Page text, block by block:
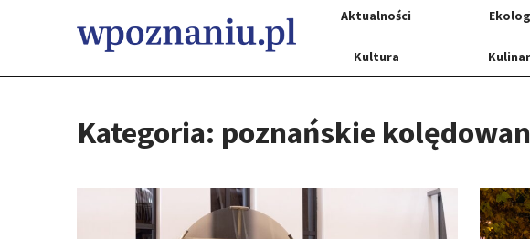
Aktualności
Kultura
Kategoria: poznańskie